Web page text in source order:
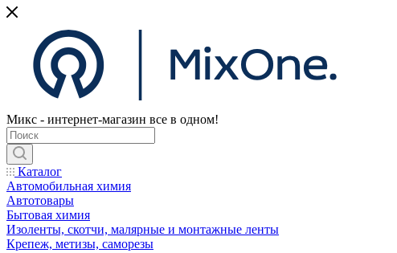
Микс - интернет-магазин все в одном!
Каталог
Автомобильная химия
Автотовары
Бытовая химия
Изоленты, скотчи, малярные и монтажные ленты
Крепеж, метизы, саморезы